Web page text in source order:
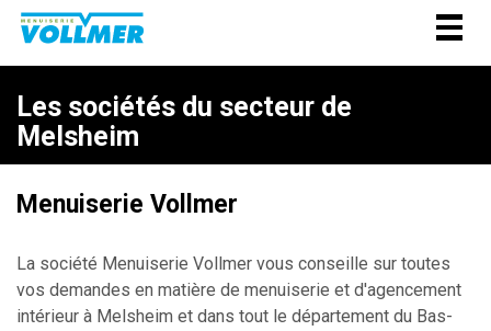
Les sociétés du secteur de
Melsheim
Menuiserie Vollmer
La société Menuiserie Vollmer vous conseille sur toutes
vos demandes en matière de menuiserie et d'agencement
intérieur à Melsheim et dans tout le département du Bas-